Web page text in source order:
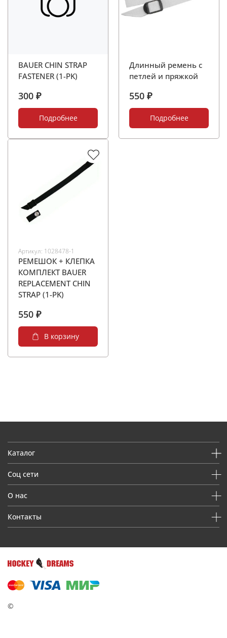
BAUER CHIN STRAP
FASTENER (1-PK)
300 ₽
Подробнее
Длинный ремень с
петлей и пряжкой
550 ₽
Подробнее
Артикул: 1028478-1
РЕМЕШОК + КЛЕПКА
КОМПЛЕКТ BAUER
REPLACEMENT CHIN
STRAP (1-PK)
550 ₽
В корзину
Каталог
Соц сети
О нас
Контакты
©